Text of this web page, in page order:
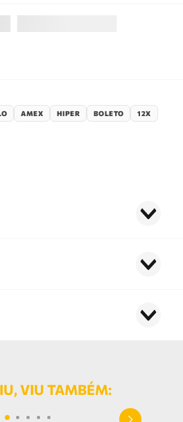
AMEX HIPER BOLETO 12X
VIU TAMBÉM: